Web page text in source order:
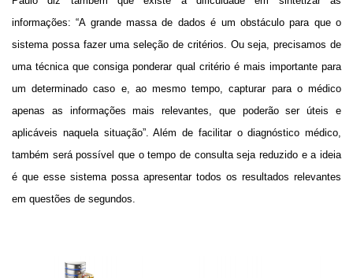
informações: “A grande massa de dados é um obstáculo para que o
sistema possa fazer uma seleção de critérios. Ou seja, precisamos de
uma técnica que consiga ponderar qual critério é mais importante para
um determinado caso e, ao mesmo tempo, capturar para o médico
apenas as informações mais relevantes, que poderão ser úteis e
aplicáveis naquela situação”. Além de facilitar o diagnóstico médico,
também será possível que o tempo de consulta seja reduzido e a ideia
é que esse sistema possa apresentar todos os resultados relevantes
em questões de segundos.